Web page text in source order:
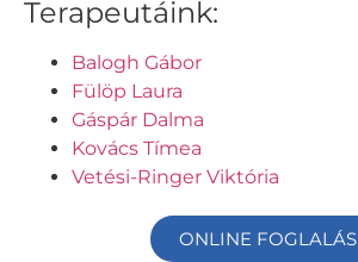
Terapeutáink:
Balogh Gábor
Fülöp Laura
Gáspár Dalma
Kovács Tímea
Vetési-Ringer Viktória
ONLINE FOGLALÁS